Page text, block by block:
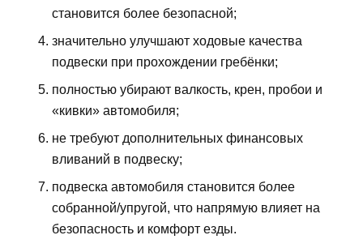
становится более безопасной;
значительно улучшают ходовые качества
подвески при прохождении гребёнки;
полностью убирают валкость, крен, пробои и
«кивки» автомобиля;
не требуют дополнительных финансовых
вливаний в подвеску;
подвеска автомобиля становится более
собранной/упругой, что напрямую влияет на
безопасность и комфорт езды.